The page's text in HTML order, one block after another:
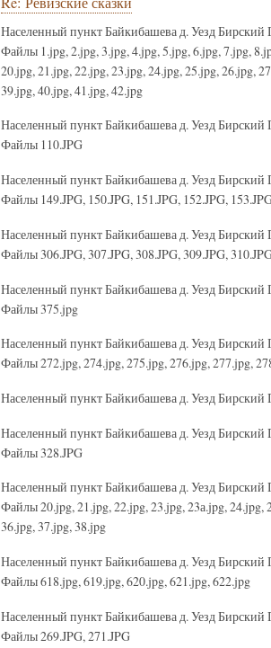
Населенный пункт Байкибашева д. Уезд
Файлы 1.jpg, 2.jpg, 3.jpg, 4.jpg, 5.jpg, 6.jpg, 7.jpg,
20.jpg, 21.jpg, 22.jpg, 23.jpg, 24.jpg, 25.jpg, 26.jpg,
39.jpg, 40.jpg, 41.jpg, 42.jpg
Населенный пункт Байкибашева д. Уезд
Файлы 110.JPG
Населенный пункт Байкибашева д. Уезд
Файлы 149.JPG, 150.JPG, 151.JPG, 152.JPG,
Населенный пункт Байкибашева д. Уезд
Файлы 306.JPG, 307.JPG, 308.JPG, 309.JPG,
Населенный пункт Байкибашева д. Уезд
Файлы 375.jpg
Населенный пункт Байкибашева д. Уезд
Файлы 272.jpg, 274.jpg, 275.jpg, 276.jpg, 277.jpg,
Населенный пункт Байкибашева д. Уезд
Населенный пункт Байкибашева д. Уезд
Файлы 328.JPG
Населенный пункт Байкибашева д. Уезд
Файлы 20.jpg, 21.jpg, 22.jpg, 23.jpg, 23а.jpg, 24.jpg,
36.jpg, 37.jpg, 38.jpg
Населенный пункт Байкибашева д. Уезд
Файлы 618.jpg, 619.jpg, 620.jpg, 621.jpg, 622.jpg
Населенный пункт Байкибашева д. Уезд Бирский
Файлы 269.JPG, 271.JPG